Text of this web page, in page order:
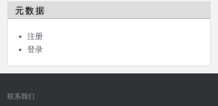
元数据
注册
登录
联系我们